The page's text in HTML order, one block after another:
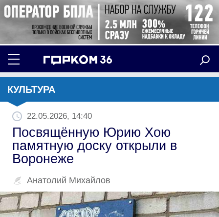
КУЛЬТУРА
22.05.2026, 14:40
Посвящённую Юрию Хою
памятную доску открыли в
Воронеже
Анатолий Михайлов